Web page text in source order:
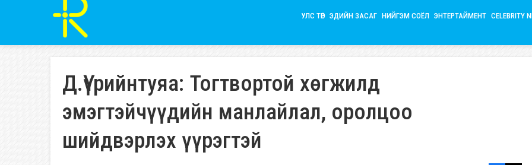
УЛС ТӨР ЭДИЙН ЗАСАГ НИЙГЭМ СОЁЛ ЭНТЕРТАЙМЕНТ CELEBRITY
Д.Үүрийнтуяа: Тогтвортой хөгжилд
эмэгтэйчүүдийн манлайлал, оролцоо
шийдвэрлэх үүрэгтэй